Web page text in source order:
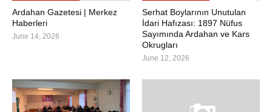
Ardahan Gazetesi | Merkez
Haberleri
June 14, 2026
Serhat Boylarının Unutulan
İdari Hafızası: 1897 Nüfus
Sayımında Ardahan ve Kars
Okrugları
June 12, 2026